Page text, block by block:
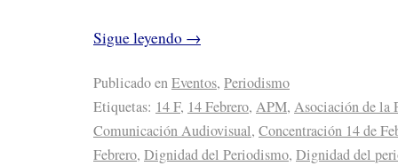
Sigue leyendo →
Publicado enEventos, Periodismo
Etiquetas: 14 F, 14 Febrero, APM, Asociación de la
Comunicación Audiovisual, Concentración 14 de
Febrero, Dignidad del Periodismo, Dignidad del